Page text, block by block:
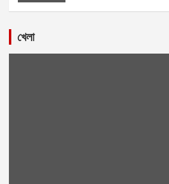
খেলা